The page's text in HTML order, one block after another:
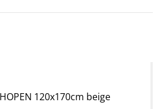
120x170cm beige